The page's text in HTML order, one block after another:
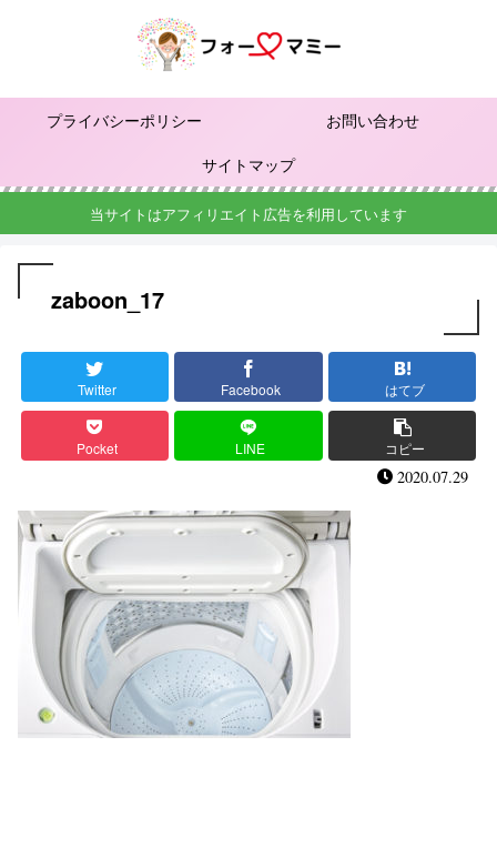
プライバシーポリシー
お問い合わせ
サイトマップ
当サイトはアフィリエイト広告を利用しています
zaboon_17
Twitter Facebook はてブ
Pocket LINE コピー
2020.07.29